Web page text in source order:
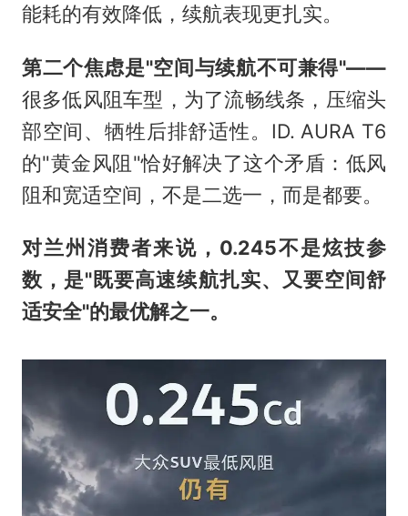
能耗的有效降低，续航表现更扎实。
第二个焦虑是"空间与续航不可兼得"——
很多低风阻车型，为了流畅线条，压缩头
部空间、牺牲后排舒适性。ID. AURA T6
的"黄金风阻"恰好解决了这个矛盾：低风
阻和宽适空间，不是二选一，而是都要。
对兰州消费者来说，0.245不是炫技参
数，是"既要高速续航扎实、又要空间舒
适安全"的最优解之一。